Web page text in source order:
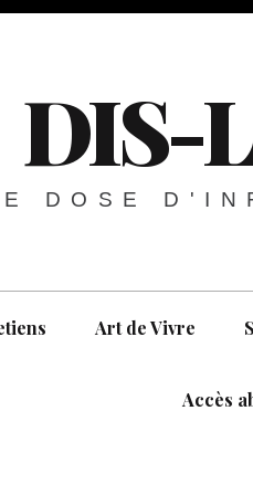
DIS-
DOSE
Art de Vivre
Accès